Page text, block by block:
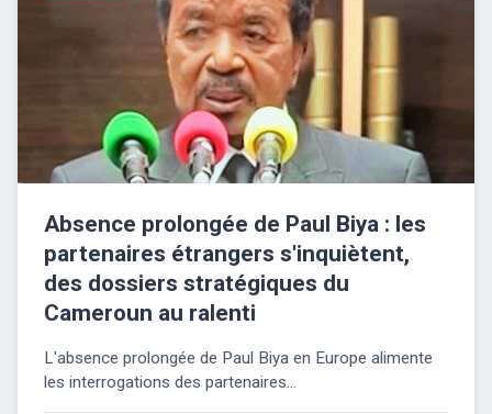
Absence prolongée de Paul Biya : les
partenaires étrangers s'inquiètent,
des dossiers stratégiques du
Cameroun au ralenti
L'absence prolongée de Paul Biya en Europe alimente
les interrogations des partenaires...